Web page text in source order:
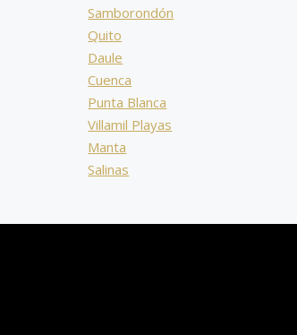
Samborondón
Quito
Daule
Cuenca
Punta Blanca
Villamil Playas
Manta
Salinas